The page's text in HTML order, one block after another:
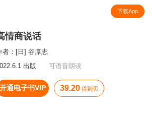
下载App
情商说话
者： [日] 谷厚志
出版
可语音朗读
开通电子书VIP 39.20 得到贝